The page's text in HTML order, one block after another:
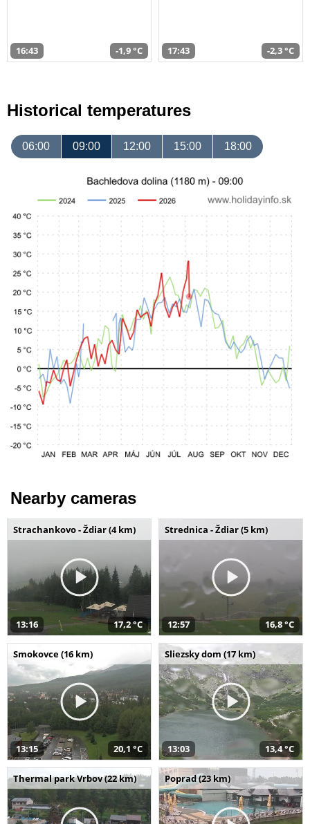
16:43 -1,9 °C 17:43 -2,3 °C
Historical temperatures
06:00 09:00 12:00 15:00 18:00
Nearby cameras
Strachankovo - Ždiar (4 km)
13:16 17,2 °C
Strednica - Ždiar (5 km)
12:57 16,8 °C
Smokovce (16 km)
13:15 20,1 °C
Sliezsky dom (17 km)
13:03 13,4 °C
Thermal park Vrbov (22 km) Poprad (23 km)